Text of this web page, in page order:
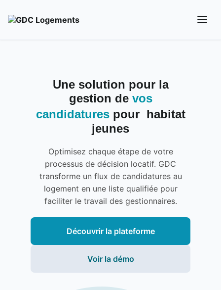
Une solution pour la
gestion de vos
candidaturespour habitat
jeunes
Optimisez chaque étape de votre
processus de décision locatif. GDC
transforme un flux de candidatures au
logement en une liste qualifiée pour
faciliter le travail des gestionnaires.
Découvrir la plateforme
Voir la démo